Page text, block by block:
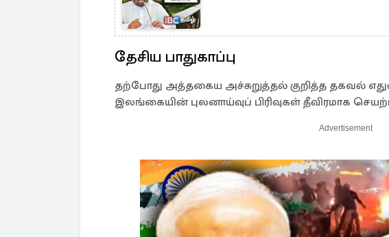
தேசிய பாதுகாப்பு
தற்போது அத்தகைய அச்சுறுத்தல் குறித்த தகவல்
இலங்கையின் புலனாய்வுப் பிரிவுகள் தீவிரமாக
Advertisement